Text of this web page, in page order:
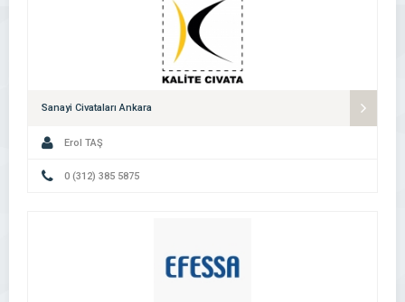
Sanayi Civataları Ankara
Erol TAŞ
0 (312) 385 5875